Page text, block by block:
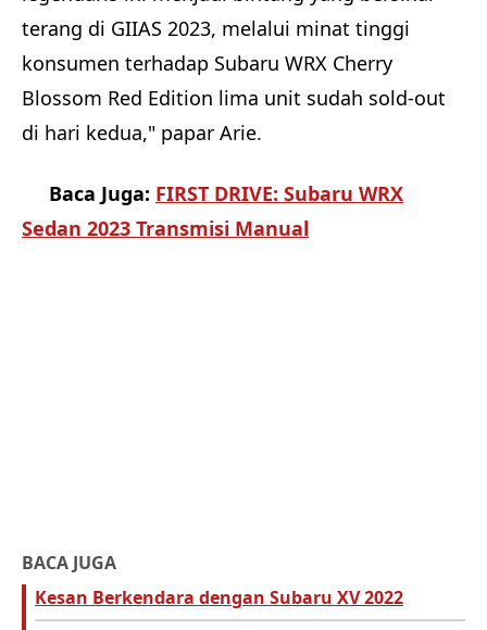
terang di GIIAS 2023, melalui minat tinggi
konsumen terhadap Subaru WRX Cherry
Blossom Red Edition lima unit sudah sold-out
di hari kedua," papar Arie.
Baca Juga: FIRST DRIVE: Subaru WRX
Sedan 2023 Transmisi Manual
BACA JUGA
Kesan Berkendara dengan Subaru XV 2022